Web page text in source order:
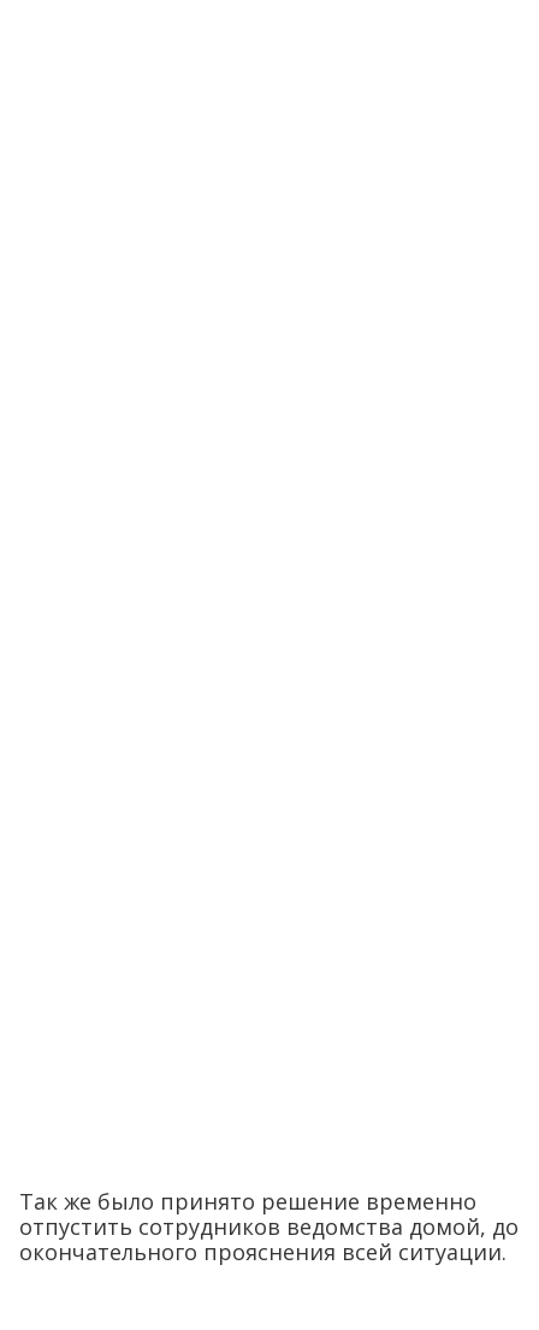
Так же было принято решение временно
отпустить сотрудников ведомства домой, до
окончательного прояснения всей ситуации.